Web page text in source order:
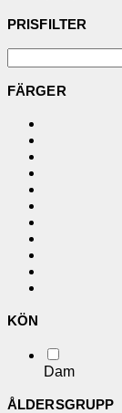
PRISFILTER
FÄRGER
KÖN
Dam
ÅLDERSGRUPP